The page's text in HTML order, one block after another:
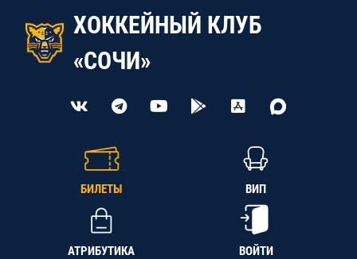
ХОККЕЙНЫЙ КЛУБ
«СОЧИ»
БИЛЕТЫ ВИП
АТРИБУТИКА ВОЙТИ